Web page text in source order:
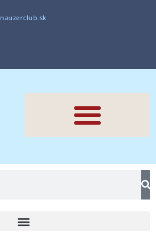
nauzerclub.sk